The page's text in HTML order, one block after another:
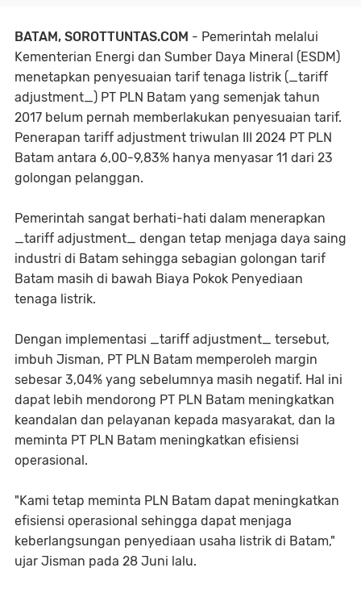
BATAM, SOROTTUNTAS.COM - Pemerintah melalui
Kementerian Energi dan Sumber Daya Mineral (ESDM)
menetapkan penyesuaian tarif tenaga listrik (_tariff
adjustment_) PT PLN Batam yang semenjak tahun
2017 belum pernah memberlakukan penyesuaian tarif.
Penerapan tariff adjustment triwulan III 2024 PT PLN
Batam antara 6,00-9,83% hanya menyasar 11 dari 23
golongan pelanggan.
Pemerintah sangat berhati-hati dalam menerapkan
_tariff adjustment_ dengan tetap menjaga daya saing
industri di Batam sehingga sebagian golongan tarif
Batam masih di bawah Biaya Pokok Penyediaan
tenaga listrik.
Dengan implementasi _tariff adjustment_ tersebut,
imbuh Jisman, PT PLN Batam memperoleh margin
sebesar 3,04% yang sebelumnya masih negatif. Hal ini
dapat lebih mendorong PT PLN Batam meningkatkan
keandalan dan pelayanan kepada masyarakat, dan Ia
meminta PT PLN Batam meningkatkan efisiensi
operasional.
"Kami tetap meminta PLN Batam dapat meningkatkan
efisiensi operasional sehingga dapat menjaga
keberlangsungan penyediaan usaha listrik di Batam,"
ujar Jisman pada 28 Juni lalu.